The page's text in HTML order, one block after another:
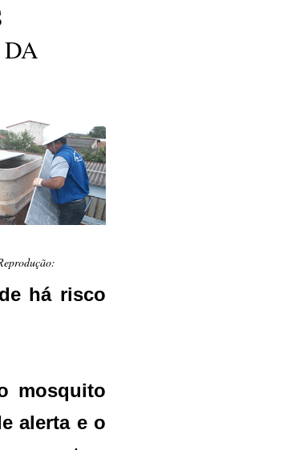
há risco
mosquito
alerta e o